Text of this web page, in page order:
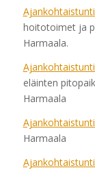
hoitotoimet ja
Harmaala.
eläinten
Harmaala
Harmaala